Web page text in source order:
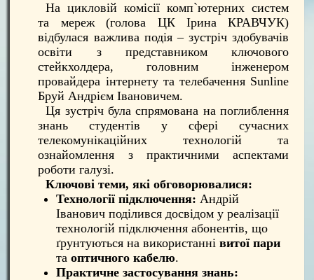
На цикловій комісії комп`ютерних систем
та мереж (голова ЦК Ірина КРАВЧУК)
відбулася важлива подія – зустріч здобувачів
освіти з представником ключового
стейкхолдера, головним інженером
провайдера інтернету та телебачення Sunline
Бруй Андрієм Івановичем.
Ця зустріч була спрямована на поглиблення
знань студентів у сфері сучасних
телекомунікаційних технологій та
ознайомлення з практичними аспектами
роботи галузі.
Ключові теми, які обговорювалися:
Технології підключення: Андрій
Іванович поділився досвідом у реалізації
технологій підключення абонентів, що
ґрунтуються на використанні витої пари
та оптичного кабелю.
Практичне застосування знань: